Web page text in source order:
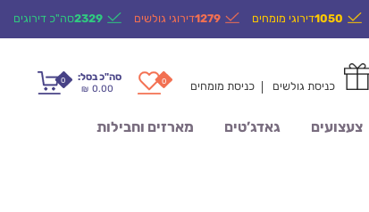
1050דירוגי מומחים 1279דירוגי גולשים 2329סה"כ דירוגים
כניסת גולשים כניסת מומחים 0
0 סה"כ בסל:
₪ 0.00
צעצועים גאדג’טים מארזים וחבילות